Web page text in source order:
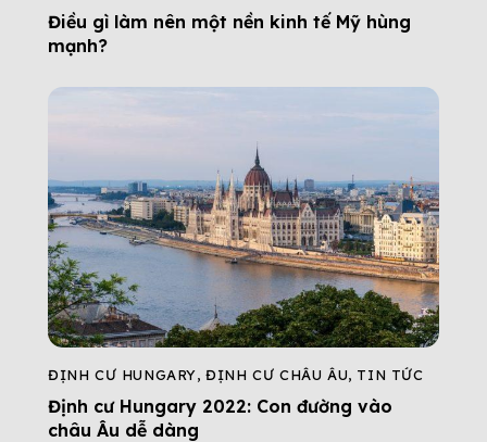
Điều gì làm nên một nền kinh tế Mỹ hùng
mạnh?
ĐỊNH CƯ HUNGARY,ĐỊNH CƯ CHÂU ÂU, TIN TỨC
Định cư Hungary 2022: Con đường vào
châu Âu dễ dàng